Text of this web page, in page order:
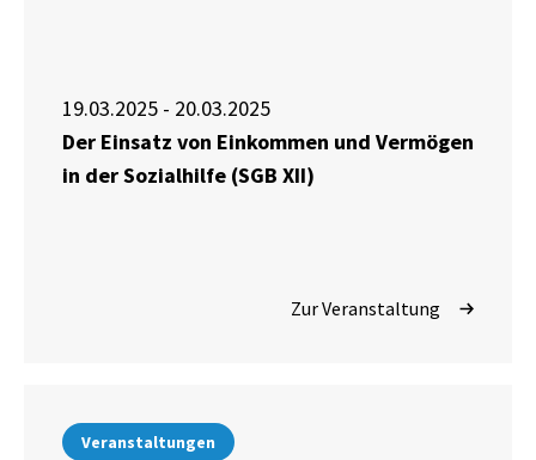
19.03.2025 - 20.03.2025
Der Einsatz von Einkommen und Vermögen
in der Sozialhilfe (SGB XII)
Zur Veranstaltung
Veranstaltungen